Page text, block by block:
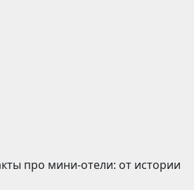
про мини-отели: от истории